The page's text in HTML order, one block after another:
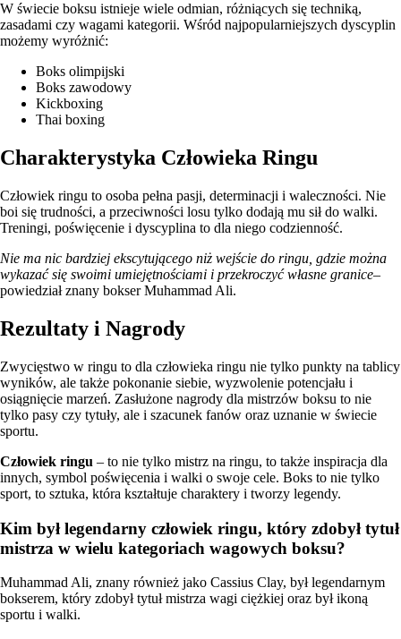
W świecie boksu istnieje wiele odmian, różniących się techniką,
zasadami czy wagami kategorii. Wśród najpopularniejszych dyscyplin
możemy wyróżnić:
Boks olimpijski
Boks zawodowy
Kickboxing
Thai boxing
Charakterystyka Człowieka Ringu
Człowiek ringu to osoba pełna pasji, determinacji i waleczności. Nie
boi się trudności, a przeciwności losu tylko dodają mu sił do walki.
Treningi, poświęcenie i dyscyplina to dla niego codzienność.
Nie ma nic bardziej ekscytującego niż wejście do ringu, gdzie można
wykazać się swoimi umiejętnościami i przekroczyć własne granice–
powiedział znany bokser Muhammad Ali.
Rezultaty i Nagrody
Zwycięstwo w ringu to dla człowieka ringu nie tylko punkty na tablicy
wyników, ale także pokonanie siebie, wyzwolenie potencjału i
osiągnięcie marzeń. Zasłużone nagrody dla mistrzów boksu to nie
tylko pasy czy tytuły, ale i szacunek fanów oraz uznanie w świecie
sportu.
Człowiek ringu – to nie tylko mistrz na ringu, to także inspiracja dla
innych, symbol poświęcenia i walki o swoje cele. Boks to nie tylko
sport, to sztuka, która kształtuje charaktery i tworzy legendy.
Kim był legendarny człowiek ringu, który zdobył tytuł
mistrza w wielu kategoriach wagowych boksu?
Muhammad Ali, znany również jako Cassius Clay, był legendarnym
bokserem, który zdobył tytuł mistrza wagi ciężkiej oraz był ikoną
sportu i walki.